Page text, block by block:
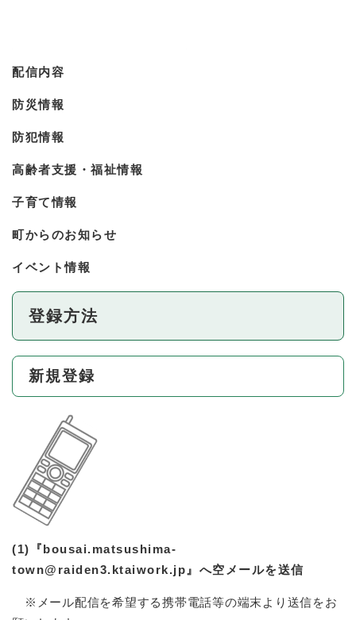
配信内容
防災情報
防犯情報
高齢者支援・福祉情報
子育て情報
町からのお知らせ
イベント情報
登録方法
新規登録
(1) 『bousai.matsushima-
town@raiden3.ktaiwork.jp』へ空メールを送信
※メール配信を希望する携帯電話等の端末より送信をお